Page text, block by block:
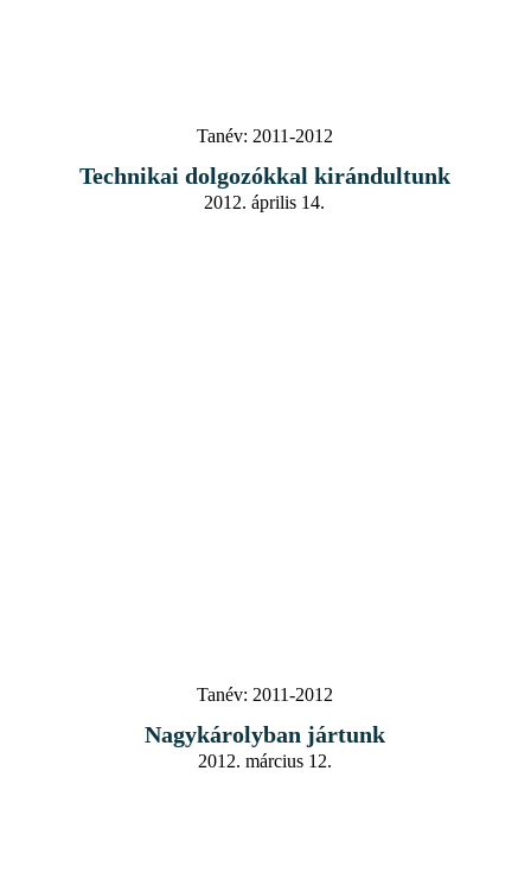
Tanév: 2011-2012
Technikai dolgozókkal kirándultunk
2012. április 14.
Tanév: 2011-2012
Nagykárolyban jártunk
2012. március 12.